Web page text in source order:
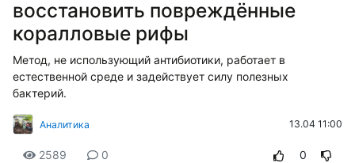
восстановить повреждённые
коралловые рифы
Метод, не использующий антибиотики, работает в
естественной среде и задействует силу полезных
бактерий.
Аналитика 13.04 11:00
2589 0 0